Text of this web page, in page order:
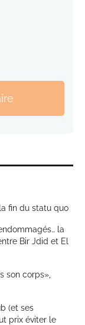
fin du statu quo
la
Bir Jdid et El
son corps»,
(et ses
prix éviter le